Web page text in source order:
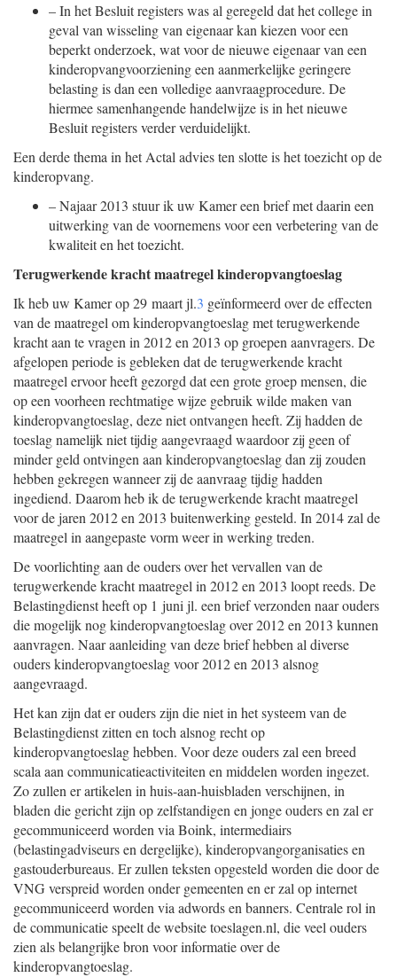
–In het Besluit registers was al geregeld dat het college in
geval van wisseling van eigenaar kan kiezen voor een
beperkt onderzoek, wat voor de nieuwe eigenaar van een
kinderopvangvoorziening een aanmerkelijke geringere
belasting is dan een volledige aanvraagprocedure. De
hiermee samenhangende handelwijze is in het nieuwe
Besluit registers verder verduidelijkt.
Een derde thema in het Actal advies ten slotte is het toezicht op de
kinderopvang.
–Najaar 2013 stuur ik uw Kamer een brief met daarin een
uitwerking van de voornemens voor een verbetering van de
kwaliteit en het toezicht.
Terugwerkende kracht maatregel kinderopvangtoeslag
Ik heb uw Kamer op 29 maart jl.3 geïnformeerd over de effecten
van de maatregel om kinderopvangtoeslag met terugwerkende
kracht aan te vragen in 2012 en 2013 op groepen aanvragers. De
afgelopen periode is gebleken dat de terugwerkende kracht
maatregel ervoor heeft gezorgd dat een grote groep mensen, die
op een voorheen rechtmatige wijze gebruik wilde maken van
kinderopvangtoeslag, deze niet ontvangen heeft. Zij hadden de
toeslag namelijk niet tijdig aangevraagd waardoor zij geen of
minder geld ontvingen aan kinderopvangtoeslag dan zij zouden
hebben gekregen wanneer zij de aanvraag tijdig hadden
ingediend. Daarom heb ik de terugwerkende kracht maatregel
voor de jaren 2012 en 2013 buitenwerking gesteld. In 2014 zal de
maatregel in aangepaste vorm weer in werking treden.
De voorlichting aan de ouders over het vervallen van de
terugwerkende kracht maatregel in 2012 en 2013 loopt reeds. De
Belastingdienst heeft op 1 juni jl. een brief verzonden naar ouders
die mogelijk nog kinderopvangtoeslag over 2012 en 2013 kunnen
aanvragen. Naar aanleiding van deze brief hebben al diverse
ouders kinderopvangtoeslag voor 2012 en 2013 alsnog
aangevraagd.
Het kan zijn dat er ouders zijn die niet in het systeem van de
Belastingdienst zitten en toch alsnog recht op
kinderopvangtoeslag hebben. Voor deze ouders zal een breed
scala aan communicatieactiviteiten en middelen worden ingezet.
Zo zullen er artikelen in huis-aan-huisbladen verschijnen, in
bladen die gericht zijn op zelfstandigen en jonge ouders en zal er
gecommuniceerd worden via Boink, intermediairs
(belastingadviseurs en dergelijke), kinderopvangorganisaties en
gastouderbureaus. Er zullen teksten opgesteld worden die door de
VNG verspreid worden onder gemeenten en er zal op internet
gecommuniceerd worden via adwords en banners. Centrale rol in
de communicatie speelt de website toeslagen.nl, die veel ouders
zien als belangrijke bron voor informatie over de
kinderopvangtoeslag.